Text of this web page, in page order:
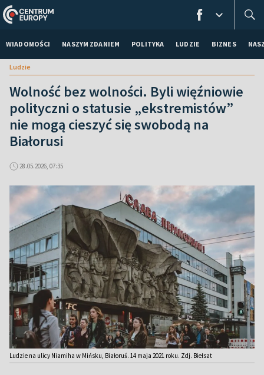
WIADOMOŚCI NASZYM ZDANIEM POLITYKA LUDZIE BIZNES
Ludzie
Wolność bez wolności. Byli więźniowie
polityczni o statusie „ekstremistów”
nie mogą cieszyć się swobodą na
Białorusi
28.05.2026, 07:35
Ludzie na ulicy Niamiha w Mińsku, Białoruś. 14 maja 2021 roku. Zdj. Biełsat